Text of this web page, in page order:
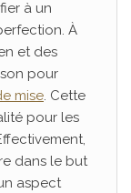
à un
À
et des
pour
mise. Cette
pour les
dans le but
aspect